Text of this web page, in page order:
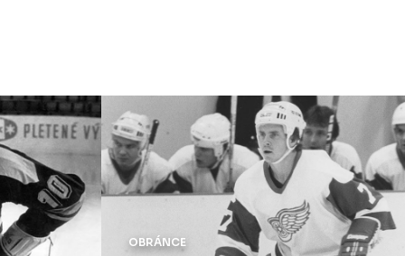
původně odehrát 15. listopadu, bylo z
důvodu marodky Slovanuodloženo
Kluby se domluvily na náhradním
termínu, Bruslaři se s Ústím nad
Labem utkají doma
v Kotlině ve
středu 26. listopadu od 18:00.
OBRÁNCE